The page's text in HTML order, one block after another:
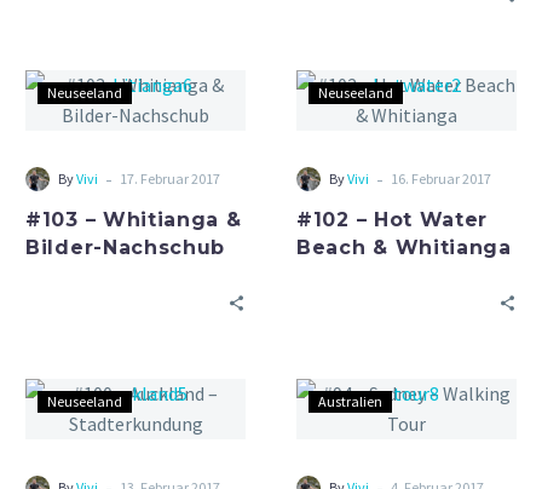
Neuseeland
ByVivi - 17. Februar 2017
#103 – Whitianga &
Bilder-Nachschub
Neuseeland
ByVivi - 16. Februar 2017
#102 – Hot Water
Beach & Whitianga
Neuseeland Australien